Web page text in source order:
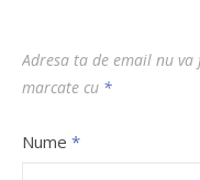
Adresa ta de email nu va
marcate cu *
Nume *